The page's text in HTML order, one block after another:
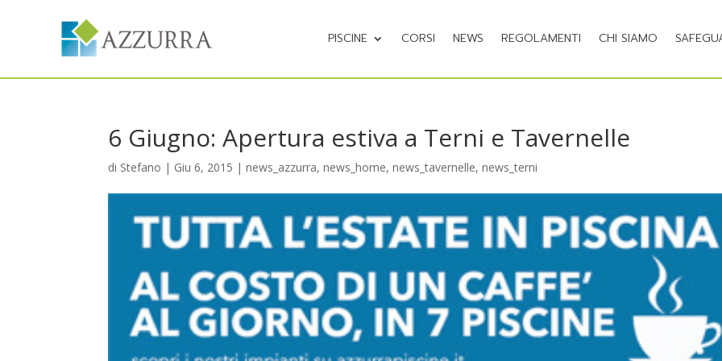
PISCINE CORSI NEWS REGOLAMENTI CHI SIAMO
6 Giugno: Apertura estiva a Terni e Tavernelle
di Stefano | Giu 6, 2015 |news_azzurra,news_home,news_tavernelle,news_terni